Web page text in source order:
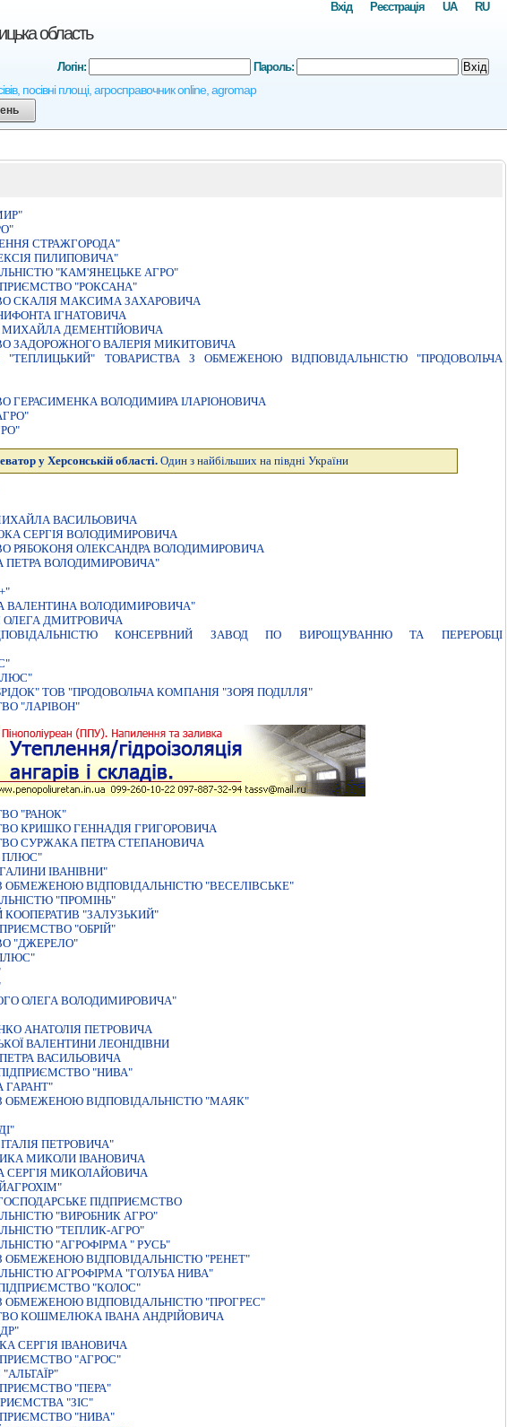
область
посівні площі, агросправочник online, agromap
RU
UA
Реєстрація
Вхід
Логін: Пароль: Вхід
СТРАЖГОРОДА"
ПИЛИПОВИЧА"
"КАМ'ЯНЕЦЬКЕ АГРО"
"РОКСАНА"
СКАЛIЯ МАКСИМА ЗАХАРОВИЧА
IГНАТОВИЧА
ДЕМЕНТІЙОВИЧА
ЗАДОРОЖНОГО ВАЛЕРIЯ МИКИТОВИЧА
ТОВАРИСТВА З ОБМЕЖЕНОЮ ВIДПОВIДАЛЬНIСТЮ "ПРОДОВОЛЬЧА
ГЕРАСИМЕНКА ВОЛОДИМИРА IЛАРIОНОВИЧА
у Херсонській області. Один з найбільших на півдні України
ВАСИЛЬОВИЧА
СЕРГIЯ ВОЛОДИМИРОВИЧА
РЯБОКОНЯ ОЛЕКСАНДРА ВОЛОДИМИРОВИЧА
ПЕТРА ВОЛОДИМИРОВИЧА"
ВАЛЕНТИНА ВОЛОДИМИРОВИЧА"
ДМИТРОВИЧА
КОНСЕРВНИЙ ЗАВОД ПО ВИРОЩУВАННЮ ТА ПЕРЕРОБЦI
ТОВ "ПРОДОВОЛЬЧА КОМПАНІЯ "ЗОРЯ ПОДІЛЛЯ"
"ЛАРIВОН"
"РАНОК"
КРИШКО ГЕННАДIЯ ГРИГОРОВИЧА
СУРЖАКА ПЕТРА СТЕПАНОВИЧА
ПЛЮС"
IВАНIВНИ"
ОБМЕЖЕНОЮ ВIДПОВIДАЛЬНIСТЮ "ВЕСЕЛIВСЬКЕ"
"ПРОМIНЬ"
"ЗАЛУЗЬКИЙ"
"ОБРIЙ"
"ДЖЕРЕЛО"
ОЛЕГА ВОЛОДИМИРОВИЧА"
АНАТОЛIЯ ПЕТРОВИЧА
ВАЛЕНТИНИ ЛЕОНІДІВНИ
ВАСИЛЬОВИЧА
"НИВА"
ОБМЕЖЕНОЮ ВIДПОВIДАЛЬНIСТЮ "МАЯК"
ПЕТРОВИЧА"
МИКОЛИ IВАНОВИЧА
СЕРГIЯ МИКОЛАЙОВИЧА
ПІДПРИЄМСТВО
"ВИРОБНИК АГРО"
"ТЕПЛИК-АГРО"
"АГРОФIРМА " РУСЬ"
ОБМЕЖЕНОЮ ВIДПОВIДАЛЬНIСТЮ "РЕНЕТ"
АГРОФIРМА "ГОЛУБА НИВА"
"КОЛОС"
ОБМЕЖЕНОЮ ВIДПОВIДАЛЬНIСТЮ "ПРОГРЕС"
КОШМЕЛЮКА IВАНА АНДРIЙОВИЧА
СЕРГIЯ IВАНОВИЧА
"АГРОС"
"ПЕРА"
"ЗIС"
"НИВА"